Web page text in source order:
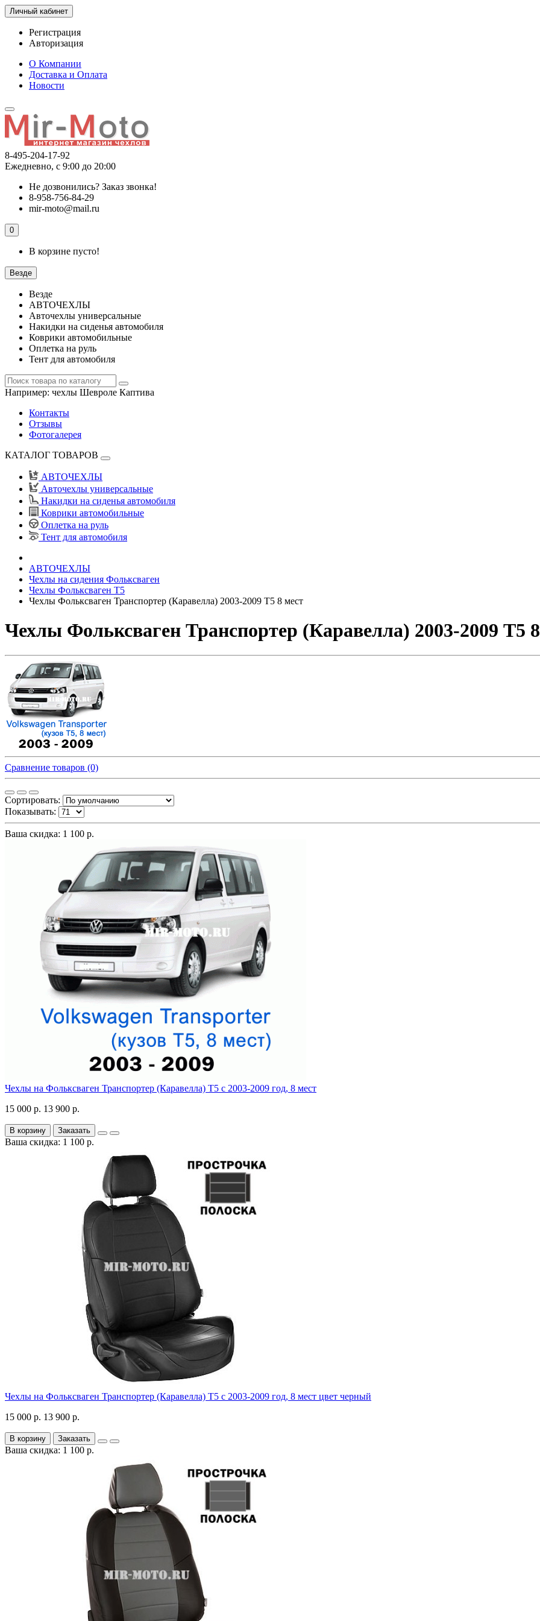
Личный кабинет
Регистрация
Авторизация
О Компании
Доставка и Оплата
Новости
8-495-204-17-92
Ежедневно, с 9:00 до 20:00
Не дозвонились? Заказ звонка!
8-958-756-84-29
mir-moto@mail.ru
0
В корзине пусто!
Везде
Везде
АВТОЧЕХЛЫ
Авточехлы универсальные
Накидки на сиденья автомобиля
Коврики автомобильные
Оплетка на руль
Тент для автомобиля
Например: чехлы Шевроле Каптива
Контакты
Отзывы
Фотогалерея
КАТАЛОГ ТОВАРОВ
АВТОЧЕХЛЫ
Авточехлы универсальные
Накидки на сиденья автомобиля
Коврики автомобильные
Оплетка на руль
Тент для автомобиля
АВТОЧЕХЛЫ
Чехлы на сидения Фольксваген
Чехлы Фольксваген Т5
Чехлы Фольксваген Транспортер (Каравелла) 2003-2009 Т5 8 мест
Чехлы Фольксваген Транспортер (Каравелла) 2003-2009 Т5
Сравнение товаров (0)
Сортировать:
Показывать:
Ваша скидка: 1 100 р.
Чехлы на Фольксваген Транспортер (Каравелла) Т5 с 2003-2009 год, 8 мест
15 000 р. 13 900 р.
В корзину Заказать
Ваша скидка: 1 100 р.
Чехлы на Фольксваген Транспортер (Каравелла) Т5 с 2003-2009 год, 8 мест цвет черный
15 000 р. 13 900 р.
В корзину Заказать
Ваша скидка: 1 100 р.